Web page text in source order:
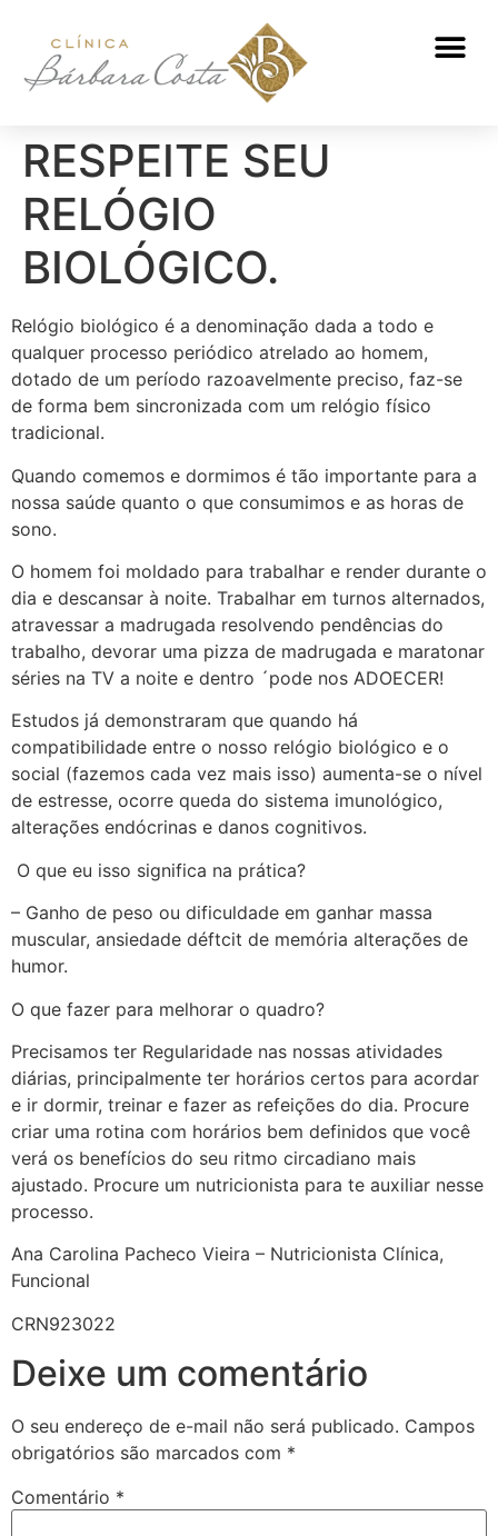
RESPEITE SEU
RELÓGIO
BIOLÓGICO.
Relógio biológico é a denominação dada a todo e
qualquer processo periódico atrelado ao homem,
dotado de um período razoavelmente preciso, faz-se
de forma bem sincronizada com um relógio físico
tradicional.
Quando comemos e dormimos é tão importante para a
nossa saúde quanto o que consumimos e as horas de
sono.
O homem foi moldado para trabalhar e render durante o
dia e descansar à noite. Trabalhar em turnos alternados,
atravessar a madrugada resolvendo pendências do
trabalho, devorar uma pizza de madrugada e maratonar
séries na TV a noite e dentro ´pode nos ADOECER!
Estudos já demonstraram que quando há
compatibilidade entre o nosso relógio biológico e o
social (fazemos cada vez mais isso) aumenta-se o nível
de estresse, ocorre queda do sistema imunológico,
alterações endócrinas e danos cognitivos.
O que eu isso significa na prática?
– Ganho de peso ou dificuldade em ganhar massa
muscular, ansiedade déftcit de memória alterações de
humor.
O que fazer para melhorar o quadro?
Precisamos ter Regularidade nas nossas atividades
diárias, principalmente ter horários certos para acordar
e ir dormir, treinar e fazer as refeições do dia. Procure
criar uma rotina com horários bem definidos que você
verá os benefícios do seu ritmo circadiano mais
ajustado. Procure um nutricionista para te auxiliar nesse
processo.
Ana Carolina Pacheco Vieira – Nutricionista Clínica,
Funcional
CRN923022
Deixe um comentário
O seu endereço de e-mail não será publicado. Campos
obrigatórios são marcados com *
Comentário *